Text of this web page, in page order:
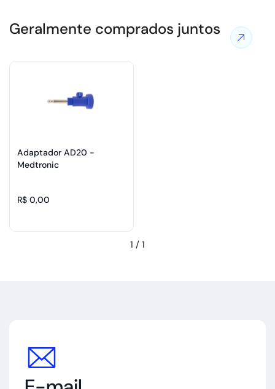
Geralmente comprados juntos Ver
mais
Adaptador AD20 -
Medtronic
R$ 0,00
1 / 1